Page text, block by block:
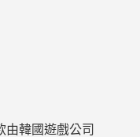
由韓國遊戲公司